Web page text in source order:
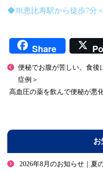
◆JR恵比寿駅から徒歩7分
Share
便秘でお腹が苦しい。食後
症例＞
高血圧の薬を飲んで便秘が悪
お
2026年8月のお知らせ｜夏